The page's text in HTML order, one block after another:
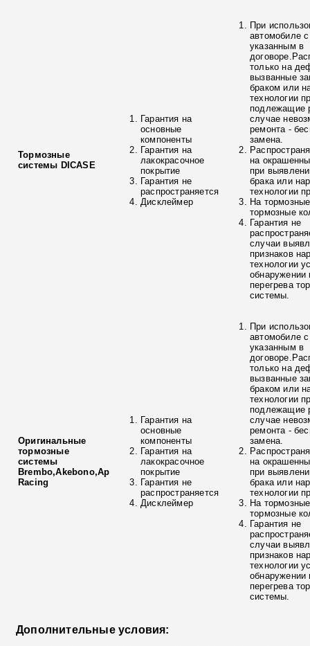
Тормозные
системы DICASE
Гарантия на
основные
компоненты
Гарантия на
лакокрасочное
покрытие
Гарантия не
распространяется
Дисклеймер
При
автомобиле
указанным в
только на
вызванные
браком или
технологии
подлежащие
случае
ремонта -
замена.
на
при
брака или
технологии
На
тормозные
Гарантия не
случаи
признаков
технологии
обнаружении
перегрева
системы.
Оригинальные
тормозные
системы
Brembo,Akebono,Ap
Racing
Гарантия на
основные
компоненты
Гарантия на
лакокрасочное
покрытие
Гарантия не
распространяется
Дисклеймер
При
автомобиле
указанным в
только на
вызванные
браком или
технологии
подлежащие
случае
ремонта -
замена.
на
при
брака или
технологии
На
тормозные
Гарантия не
случаи
признаков
технологии
обнаружении
перегрева
системы.
Дополнительные условия: